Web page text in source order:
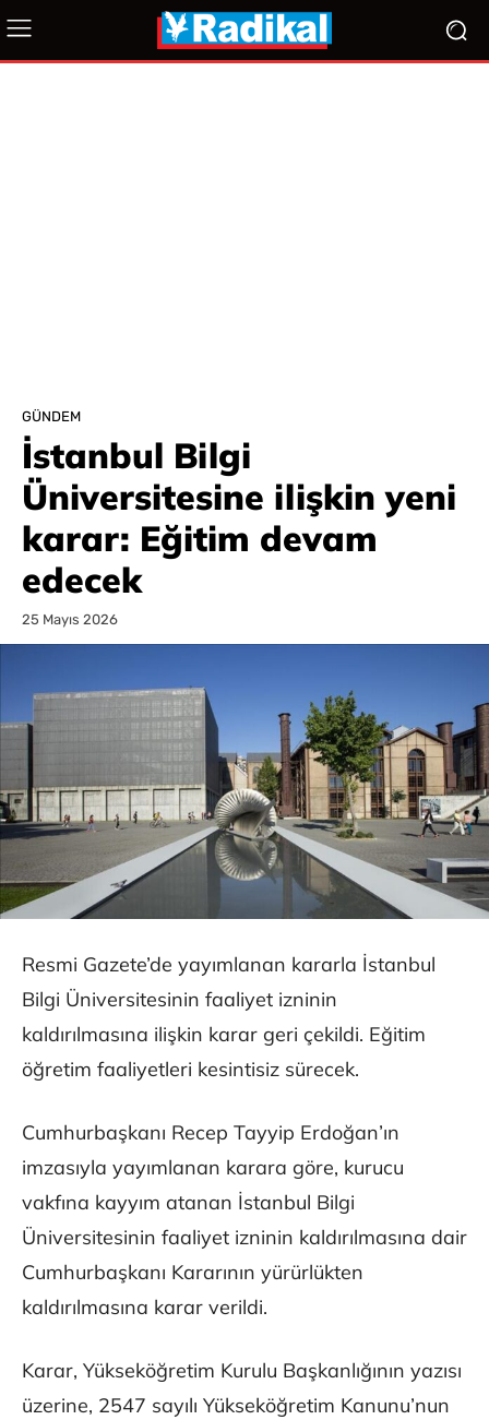
GÜNDEM
İstanbul Bilgi
Üniversitesine ilişkin yeni
karar: Eğitim devam
edecek
25 Mayıs 2026
Resmi Gazete’de yayımlanan kararla İstanbul
Bilgi Üniversitesinin faaliyet izninin
kaldırılmasına ilişkin karar geri çekildi. Eğitim
öğretim faaliyetleri kesintisiz sürecek.
Cumhurbaşkanı Recep Tayyip Erdoğan’ın
imzasıyla yayımlanan karara göre, kurucu
vakfına kayyım atanan İstanbul Bilgi
Üniversitesinin faaliyet izninin kaldırılmasına dair
Cumhurbaşkanı Kararının yürürlükten
kaldırılmasına karar verildi.
Karar, Yükseköğretim Kurulu Başkanlığının yazısı
üzerine, 2547 sayılı Yükseköğretim Kanunu’nun